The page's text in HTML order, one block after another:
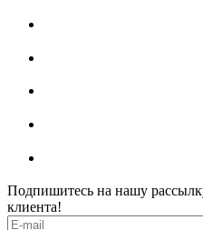
Подпишитесь на нашу
клиента!